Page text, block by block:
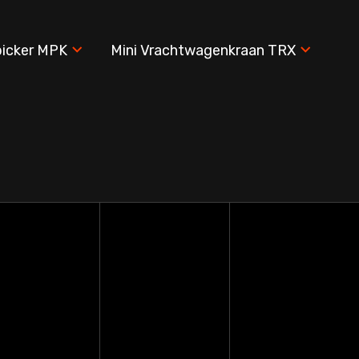
MPK Mini Vrachtwagenkraan TRX